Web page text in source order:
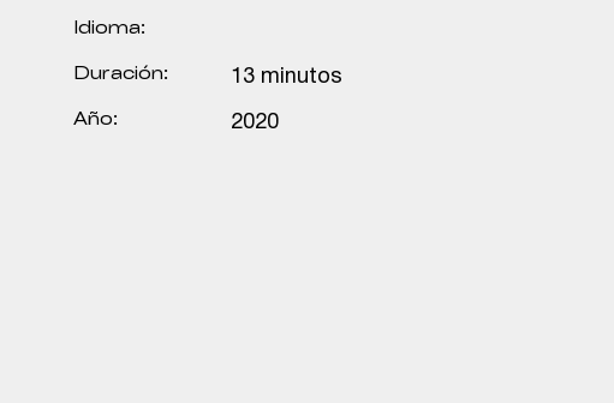
Idioma:
Duración:
Año:
13 minutos
2020